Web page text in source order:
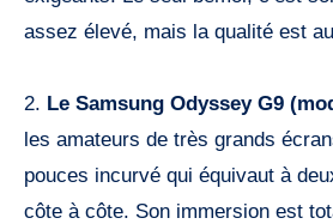
assez élevé, mais la qualité est
2. Le Samsung Odyssey G9
les amateurs de très grands
pouces incurvé qui équivaut à
côte à côte. Son immersion est